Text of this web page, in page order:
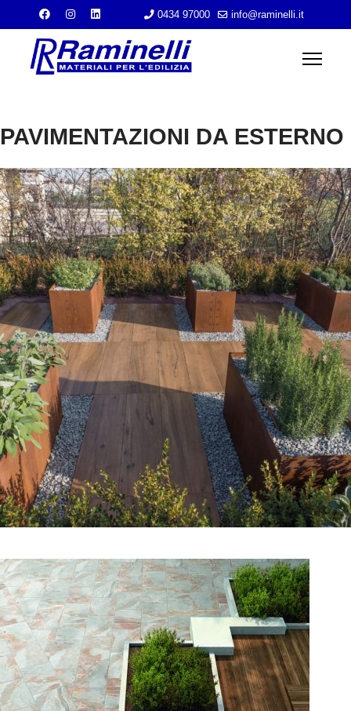
0434 97000 info@raminelli.it
PAVIMENTAZIONI DA ESTERNO